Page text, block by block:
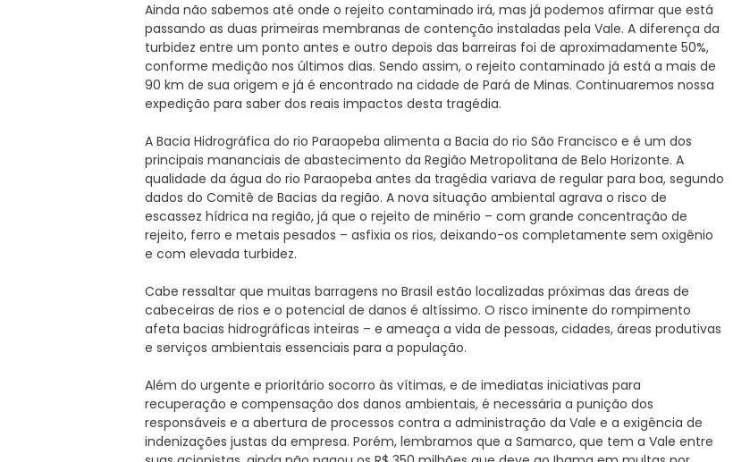
Ainda não sabemos até onde o rejeito contaminado irá, mas já podemos afirmar que está
passando as duas primeiras membranas de contenção instaladas pela Vale. A diferença da
turbidez entre um ponto antes e outro depois das barreiras foi de aproximadamente 50%,
conforme medição nos últimos dias. Sendo assim, o rejeito contaminado já está a mais de
90 km de sua origem e já é encontrado na cidade de Pará de Minas. Continuaremos nossa
expedição para saber dos reais impactos desta tragédia.
A Bacia Hidrográfica do rio Paraopeba alimenta a Bacia do rio São Francisco e é um dos
principais mananciais de abastecimento da Região Metropolitana de Belo Horizonte. A
qualidade da água do rio Paraopeba antes da tragédia variava de regular para boa, segundo
dados do Comitê de Bacias da região. A nova situação ambiental agrava o risco de
escassez hídrica na região, já que o rejeito de minério – com grande concentração de
rejeito, ferro e metais pesados – asfixia os rios, deixando-os completamente sem oxigênio
e com elevada turbidez.
Cabe ressaltar que muitas barragens no Brasil estão localizadas próximas das áreas de
cabeceiras de rios e o potencial de danos é altíssimo. O risco iminente do rompimento
afeta bacias hidrográficas inteiras – e ameaça a vida de pessoas, cidades, áreas produtivas
e serviços ambientais essenciais para a população.
Além do urgente e prioritário socorro às vítimas, e de imediatas iniciativas para
recuperação e compensação dos danos ambientais, é necessária a punição dos
responsáveis e a abertura de processos contra a administração da Vale e a exigência de
indenizações justas da empresa. Porém, lembramos que a Samarco, que tem a Vale entre